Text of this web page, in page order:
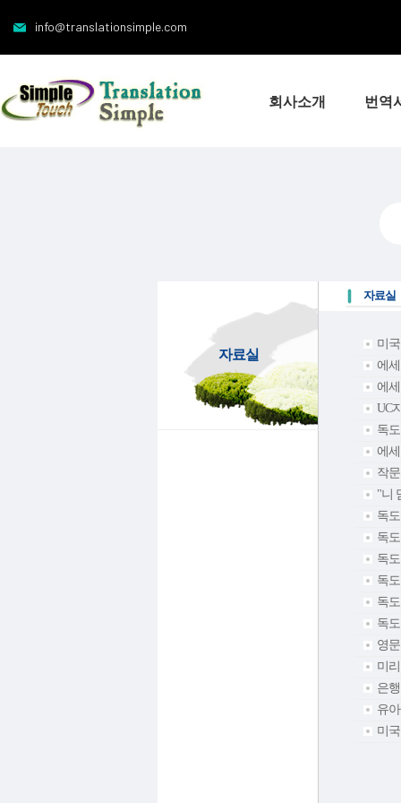
info@translationsimple.com
회사소개 번역
자료실
자료실
미
에
에
UC
독
에
작
"니
독
독
독
독
독
독
영
미
은
유
미